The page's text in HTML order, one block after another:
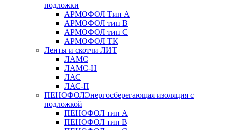
подложки
АРМОФОЛ Тип А
АРМОФОЛ тип В
АРМОФОЛ тип C
АРМОФОЛ ТК
Ленты и скотчи ЛИТ
ЛАМС
ЛАМС-Н
ЛАС
ЛАС-П
ПЕНОФОЛЭнергосберегающая изоляция с
подложкой
ПЕНОФОЛ тип А
ПЕНОФОЛ тип B